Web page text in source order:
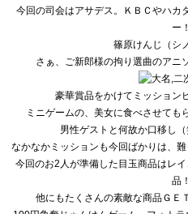
今回の司会はアサデス。ＫＢＣやハカ
ー！
篠原けんじ（シ
さぁ、ご新郎様の拘り選曲のアニ
豪華賞品をかけてミッショ
ミニゲームの、 美女に食べさせても
男性ゲストと何故か口移し
なかなかミッションも今回ばかりは、難
今回のお2人が準備した目玉商品はレイ
品！
他にもたくさんの素敵な商品ＧＥ